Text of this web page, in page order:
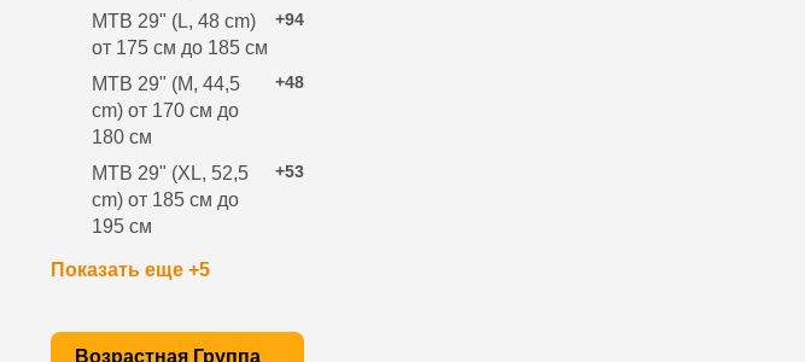
+94
MTB 29" (L, 48 cm)
от 175 см до 185 см
+48
MTB 29" (M, 44,5
cm) от 170 см до
180 см
+53
MTB 29" (XL, 52,5
cm) от 185 см до
195 см
Показать еще +5
Возрастная Группа